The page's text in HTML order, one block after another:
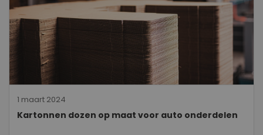
1 maart 2024
Kartonnen dozen op maat voor auto onderdelen